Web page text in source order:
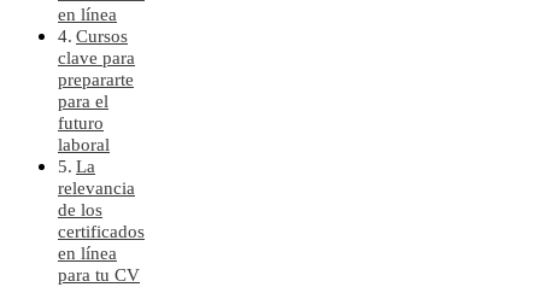
en línea
Cursos
clave para
prepararte
para el
futuro
laboral
La
relevancia
de los
certificados
en línea
para tu CV